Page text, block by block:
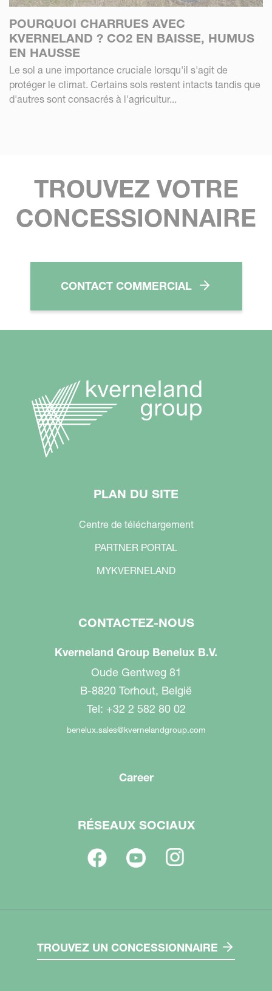
POURQUOI CHARRUES AVEC
KVERNELAND ? CO2 EN BAISSE, HUMUS
EN HAUSSE
Le sol a une importance cruciale lorsqu'il s'agit de
protéger le climat. Certains sols restent intacts tandis que
d'autres sont consacrés à l'agricultur...
TROUVEZ VOTRE
CONCESSIONNAIRE
CONTACT COMMERCIAL
PLAN DU SITE
Centre de téléchargement
PARTNER PORTAL
MYKVERNELAND
CONTACTEZ-NOUS
Kverneland Group Benelux B.V.
Oude Gentweg 81
B-8820 Torhout, België
Tel: +32 2 582 80 02
benelux.sales@kvernelandgroup.com
Career
RÉSEAUX SOCIAUX
TROUVEZ UN CONCESSIONNAIRE